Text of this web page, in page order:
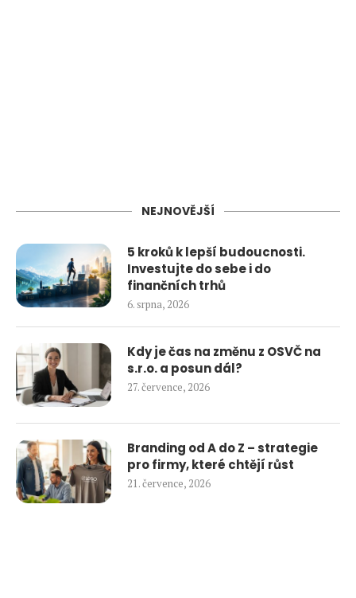
NEJNOVĚJŠÍ
5 kroků k lepší budoucnosti.
Investujte do sebe i do
finančních trhů
6. srpna, 2026
Kdy je čas na změnu z OSVČ na
s.r.o. a posun dál?
27. července, 2026
Branding od A do Z – strategie
pro firmy, které chtějí růst
21. července, 2026